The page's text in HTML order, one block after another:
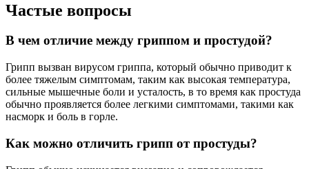
Частые вопросы
В чем отличие между гриппом и простудой?
Грипп вызван вирусом гриппа, который обычно приводит к
более тяжелым симптомам, таким как высокая температура,
сильные мышечные боли и усталость, в то время как простуда
обычно проявляется более легкими симптомами, такими как
насморк и боль в горле.
Как можно отличить грипп от простуды?